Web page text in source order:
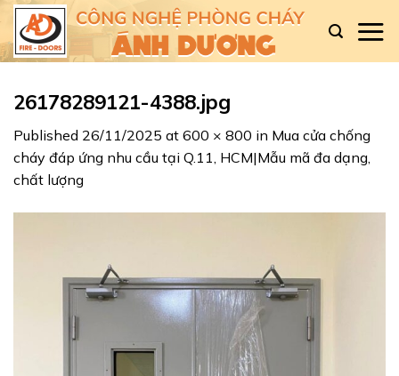
Skip
content
26178289121-4388.jpg
Published 26/11/2025 at 600 × 800 in Mua cửa chống
cháy đáp ứng nhu cầu tại Q.11, HCM|Mẫu mã đa dạng,
chất lượng